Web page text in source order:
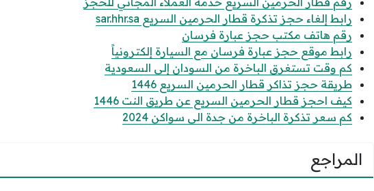
رابط إلغاء حجز تذكرة قطار الحرمين السريع sar.hhr.sa
رقم هاتف مكتب حجز عبارة فرسان
رابط موقع حجز عبارة فرسان مع السيارة إلكترونياً
​​​​​​​كم وقت تستغرق الباخرة من السودان إلى السعودية
طريقة حجز تذاكر قطار الحرمين السريع 1446
كيف احجز قطار الحرمين السريع عن طريق النت 1446
كم سعر تذكرة الباخرة من جدة الى سواكن 2024
المراجع